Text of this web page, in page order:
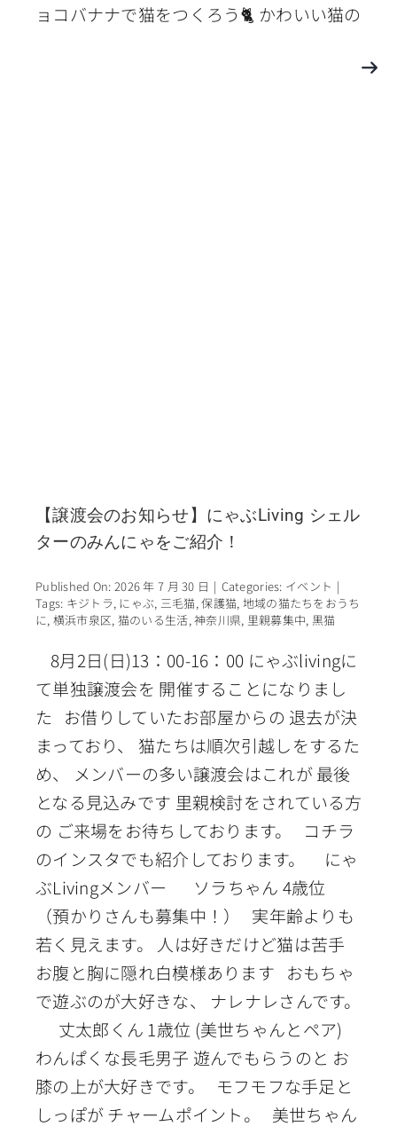
ョコバナナで猫をつくろう🐈 かわいい猫の
【譲渡会のお知らせ】にゃぶLiving シェル
ターのみんにゃをご紹介！
Published On: 2026 年 7 月 30 日 | Categories: イベント |
Tags: キジトラ, にゃぶ, 三毛猫,保護猫, 地域の猫たちをおうち
に, 横浜市泉区, 猫のいる生活,神奈川県, 里親募集中, 黒猫
8月2日(日)13：00-16：00 にゃぶlivingに
て単独譲渡会を 開催することになりまし
た お借りしていたお部屋からの 退去が決
まっており、 猫たちは順次引越しをするた
め、 メンバーの多い譲渡会はこれが 最後
となる見込みです 里親検討をされている方
の ご来場をお待ちしております。 コチラ
のインスタでも紹介しております。 にゃ
ぶLivingメンバー ソラちゃん 4歳位
（預かりさんも募集中！） 実年齢よりも
若く見えます。 人は好きだけど猫は苦手
お腹と胸に隠れ白模様あります おもちゃ
で遊ぶのが大好きな、 ナレナレさんです。
丈太郎くん 1歳位 (美世ちゃんとペア)
わんぱくな長毛男子 遊んでもらうのと お
膝の上が大好きです。 モフモフな手足と
しっぽが チャームポイント。 美世ちゃん